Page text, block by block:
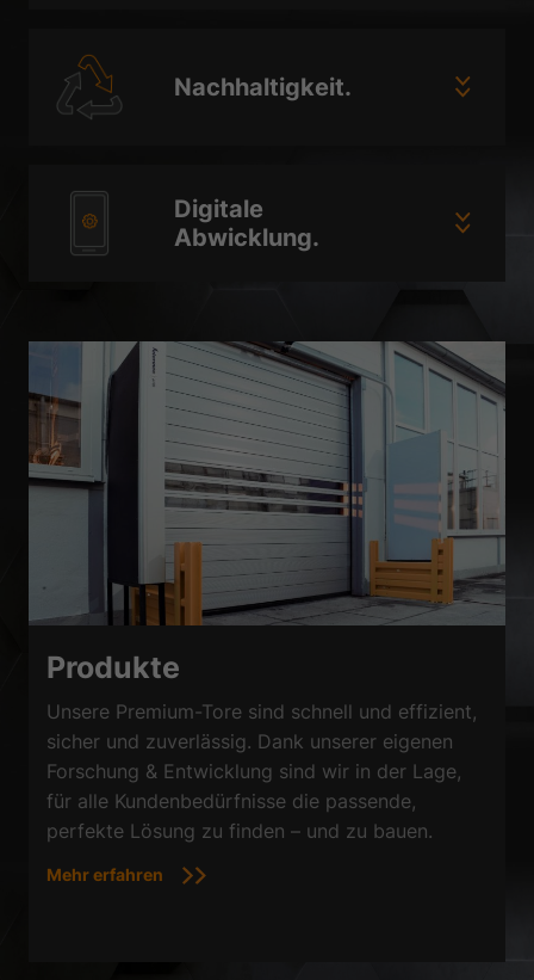
Nachhaltigkeit.
Digitale
Abwicklung.
Produkte
Unsere Premium-Tore sind schnell und effizient,
sicher und zuverlässig. Dank unserer eigenen
Forschung & Entwicklung sind wir in der Lage,
für alle Kundenbedürfnisse die passende,
perfekte Lösung zu finden – und zu bauen.
Mehr erfahren